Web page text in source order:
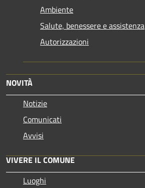
Ambiente
Salute, benessere e assistenza
Autorizzazioni
NOVITÀ
Notizie
Comunicati
Avvisi
VIVERE IL COMUNE
Luoghi